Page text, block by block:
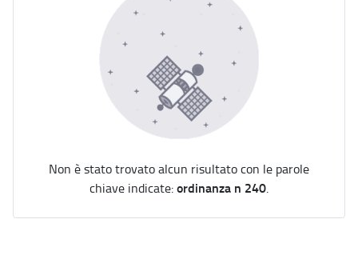
Non è stato trovato alcun risultato con le parole
chiave indicate:ordinanza n 240.